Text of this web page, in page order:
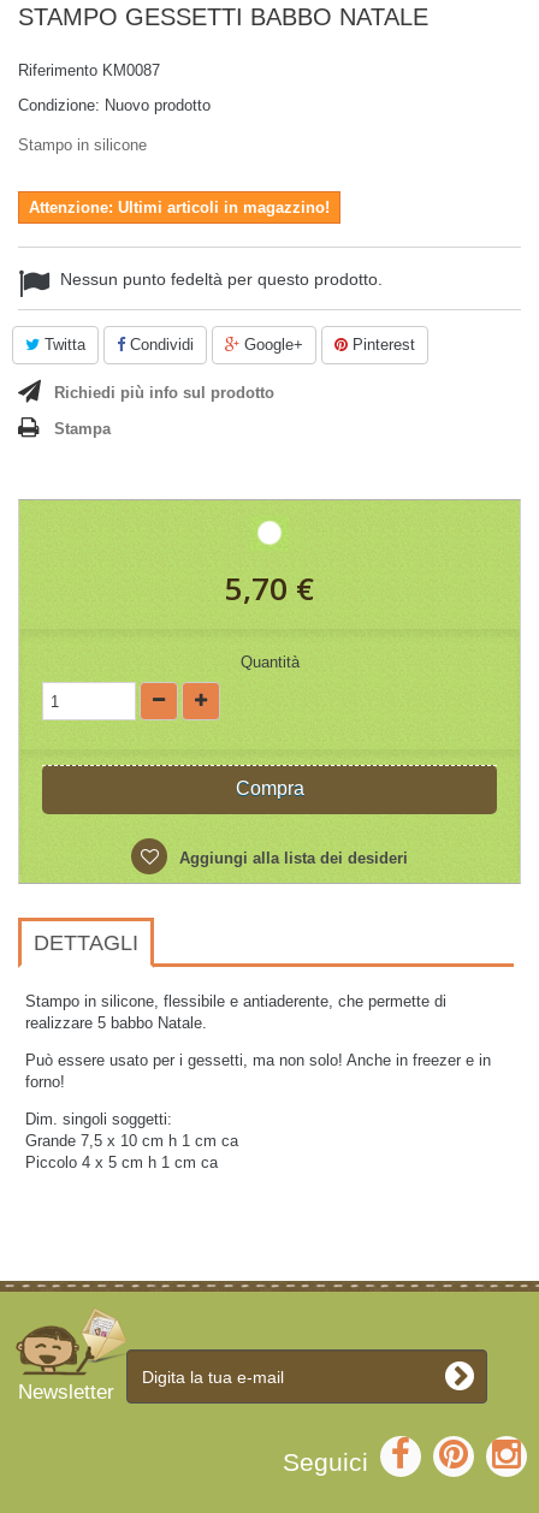
STAMPO GESSETTI BABBO NATALE
Riferimento KM0087
Condizione: Nuovo prodotto
Stampo in silicone
Attenzione: Ultimi articoli in magazzino!
Nessun punto fedeltà per questo prodotto.
Twitta Condividi Google+ Pinterest
Richiedi più info sul prodotto
Stampa
5,70 €
Quantità
Compra
Aggiungi alla lista dei desideri
DETTAGLI
Stampo in silicone, flessibile e antiaderente, che permette di
realizzare 5 babbo Natale.
Può essere usato per i gessetti, ma non solo! Anche in freezer e in
forno!
Dim. singoli soggetti:
Grande 7,5 x 10 cm h 1 cm ca
Piccolo 4 x 5 cm h 1 cm ca
Newsletter
Seguici